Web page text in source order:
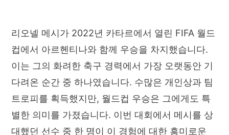
리오넬 메시가 2022년 카타르에서 열린 FIFA 월드
컵에서 아르헨티나와 함께 우승을 차지했습니다.
이는 그의 화려한 축구 경력에서 가장 오랫동안 기
다려온 순간 중 하나였습니다. 수많은 개인상과 팀
트로피를 획득했지만, 월드컵 우승은 그에게도 특
별한 의미를 가졌습니다. 이번 대회에서 메시를 상
대했던 선수 중 한 명이 이 경험에 대한 흥미로운